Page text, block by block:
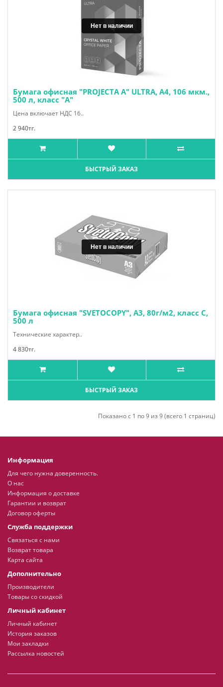
Нет в наличии
Нет в наличии
Бумага офисная "PROJECTA A" ULTRA, A4, 106 мкм.,
500 л, класс "А"
Цена включает НДС 16..
2 940тг.
БЫСТРЫЙ ЗАКАЗ
Нет в наличии
Нет в наличии
Бумага офисная "SVETOCOPY", А3, 80г/м2, класс С,
500 л
Технические характер..
4 830тг.
БЫСТРЫЙ ЗАКАЗ
Показано с 1 по 9 из 9 (всего 1 страниц)
Информация
Для чего нужна доверенность.
О нас
Информация о доставке
Гарантии и возврат
Договор оферты
Служба поддержки
Связаться с нами
Возврат товара
Карта сайта
Дополнительно
Производители
Товары со скидкой
Личный кабинет
Личный кабинет
История заказов
Мои закладки
Рассылка новостей